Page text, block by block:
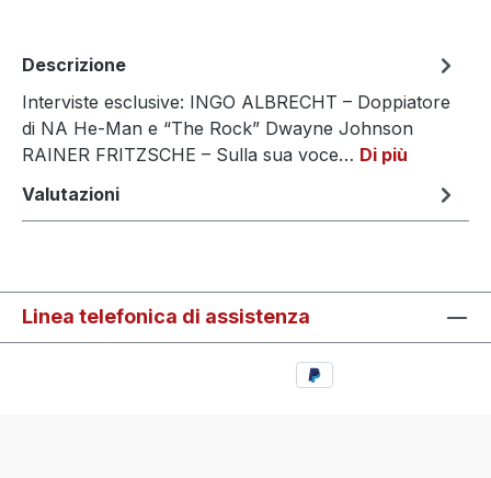
Descrizione
Interviste esclusive: INGO ALBRECHT – Doppiatore
di NA He-Man e “The Rock” Dwayne Johnson
RAINER FRITZSCHE – Sulla sua voce… Di più
Valutazioni
Linea telefonica di assistenza